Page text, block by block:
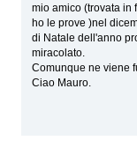
mio amico (trovata in
ho le prove )nel
di Natale dell'anno
miracolato.
Comunque ne viene
Ciao Mauro.